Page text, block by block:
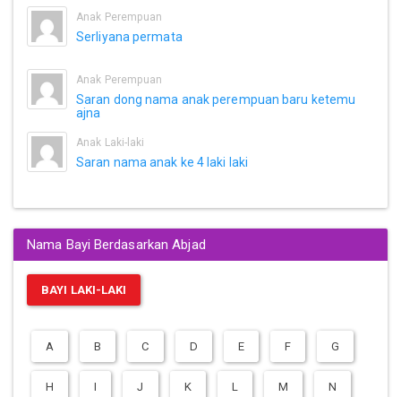
Anak Perempuan
Serliyana permata
Anak Perempuan
Saran dong nama anak perempuan baru ketemu
ajna
Anak Laki-laki
Saran nama anak ke 4 laki laki
Nama Bayi Berdasarkan Abjad
BAYI LAKI-LAKI
A B C D E F G
H I J K L M N